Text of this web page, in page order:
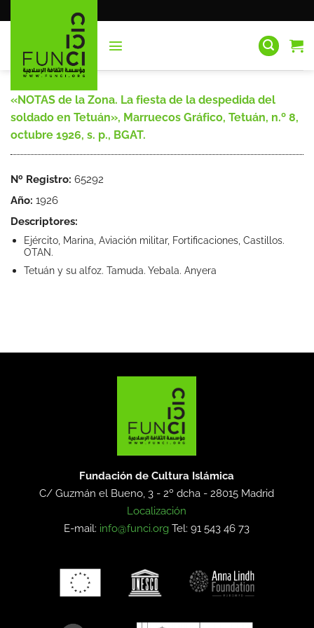
al
«NOTAS de la Zona. La fiesta de la despedida del
soldado en Tetuán», Marruecos Gráfico, Tetuán, n.º 8,
octubre 1926, s. p., BGAT.
Nº Registro: 65292
Año: 1926
Descriptores:
Ejército, Marina, Aviación militar, Fortificaciones, Castillos.
OTAN.
Tetuán y su alfoz. Tamuda. Yebala. Anyera
Fundación de Cultura Islámica
C/ Guzmán el Bueno, 3 - 2º dcha -28015 Madrid
Localización
E-mail: info@funci.org Tel: 91 543 46 73